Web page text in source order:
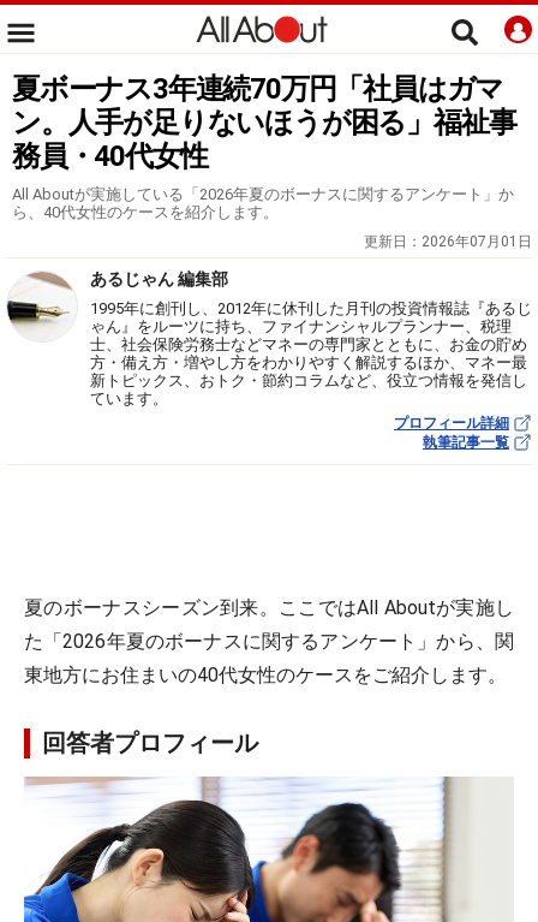
夏ボーナス3年連続70万円「社員はガマ
ン。人手が足りないほうが困る」福祉事
務員・40代女性
All Aboutが実施している「2026年夏のボーナスに関するアンケート」か
ら、40代女性のケースを紹介します。
更新日： 2026年07月01日
あるじゃん 編集部
1995年に創刊し、2012年に休刊した月刊の投資情報誌『あるじ
ゃん』をルーツに持ち、ファイナンシャルプランナー、税理
士、社会保険労務士などマネーの専門家とともに、お金の貯め
方・備え方・増やし方をわかりやすく解説するほか、マネー最
新トピックス、おトク・節約コラムなど、役立つ情報を発信し
ています。
プロフィール詳細
執筆記事一覧
夏のボーナスシーズン到来。ここではAll Aboutが実施し
た「2026年夏のボーナスに関するアンケート」から、関
東地方にお住まいの40代女性のケースをご紹介します。
回答者プロフィール